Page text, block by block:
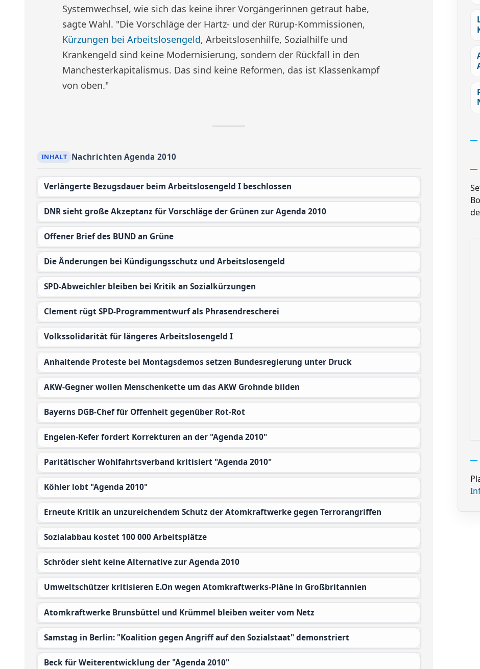
Systemwechsel, wie sich das keine ihrer Vorgängerinnen getraut habe,
sagte Wahl. "Die Vorschläge der Hartz- und der Rürup-Kommissionen,
Kürzungen bei Arbeitslosengeld, Arbeitslosenhilfe, Sozialhilfe und
Krankengeld sind keine Modernisierung, sondern der Rückfall in den
Manchesterkapitalismus. Das sind keine Reformen, das ist Klassenkampf
von oben."
Nachrichten Agenda 2010
Verlängerte Bezugsdauer beim Arbeitslosengeld I beschlossen
DNR sieht große Akzeptanz für Vorschläge der Grünen zur Agenda 2010
Offener Brief des BUND an Grüne
Die Änderungen bei Kündigungsschutz und Arbeitslosengeld
SPD-Abweichler bleiben bei Kritik an Sozialkürzungen
Clement rügt SPD-Programmentwurf als Phrasendrescherei
Volkssolidarität für längeres Arbeitslosengeld I
Anhaltende Proteste bei Montagsdemos setzen Bundesregierung unter Druck
AKW-Gegner wollen Menschenkette um das AKW Grohnde bilden
Bayerns DGB-Chef für Offenheit gegenüber Rot-Rot
Engelen-Kefer fordert Korrekturen an der "Agenda 2010"
Paritätischer Wohlfahrtsverband kritisiert "Agenda 2010"
Köhler lobt "Agenda 2010"
Erneute Kritik an unzureichendem Schutz der Atomkraftwerke gegen Terrorangriffen
Sozialabbau kostet 100 000 Arbeitsplätze
Schröder sieht keine Alternative zur Agenda 2010
Umweltschützer kritisieren E.On wegen Atomkraftwerks-Pläne in Großbritannien
Atomkraftwerke Brunsbüttel und Krümmel bleiben weiter vom Netz
Samstag in Berlin: "Koalition gegen Angriff auf den Sozialstaat" demonstriert
Beck für Weiterentwicklung der "Agenda 2010"